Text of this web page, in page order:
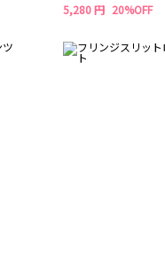
5,280 円 20%OFF